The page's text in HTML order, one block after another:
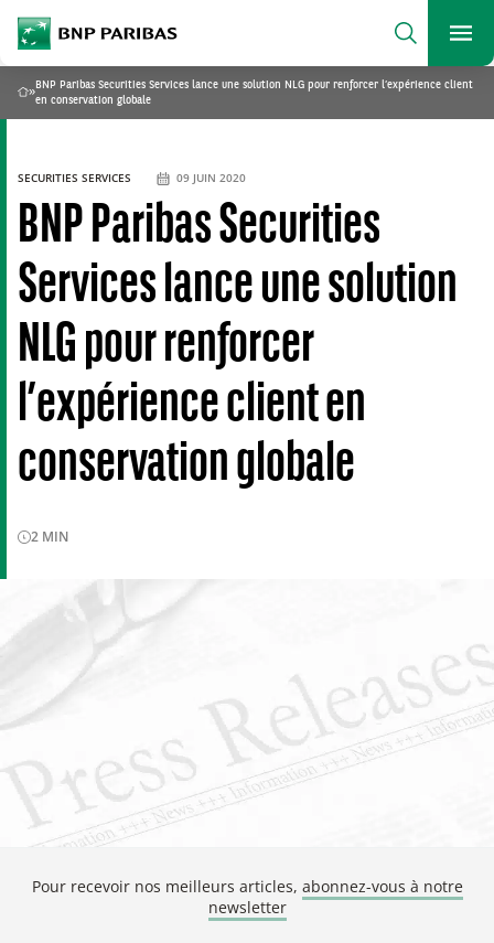
BNP Paribas
Search
Que recherchez-vous ?
Home
»
BNP Paribas Securities Services lance une solution NLG pour renforcer l’expérience client
en conservation globale
BNP Paribas Securities
Services lance une solution
NLG pour renforcer
l’expérience client en
conservation globale
SECURITIES SERVICES 09 JUIN 2020
2 MIN
Pour recevoir nos meilleurs articles, abonnez-vous à notre
newsletter